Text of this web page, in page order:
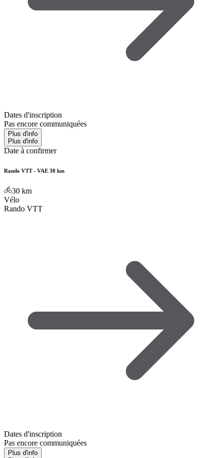
Dates d'inscription
Pas encore communiquées
Plus d'info
Plus d'info
Date à confirmer
Rando VTT - VAE 30 km
30 km
Vélo
Rando VTT
Dates d'inscription
Pas encore communiquées
Plus d'info